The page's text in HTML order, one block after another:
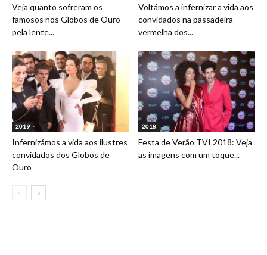
Veja quanto sofreram os
famosos nos Globos de Ouro
pela lente...
Voltámos a infernizar a vida aos
convidados na passadeira
vermelha dos...
2019
Infernizámos a vida aos ilustres
convidados dos Globos de
Ouro
2018
Festa de Verão TVI 2018: Veja
as imagens com um toque...